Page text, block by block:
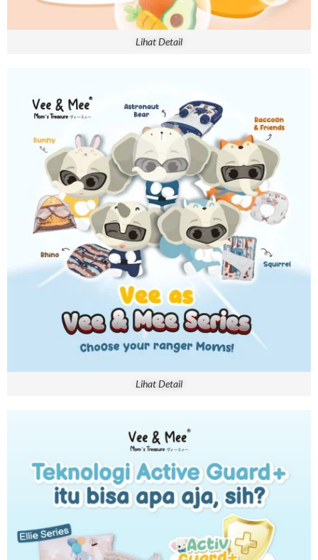
Lihat Detail
Lihat Detail